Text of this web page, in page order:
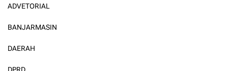
ADVETORIAL
BANJARMASIN
DAERAH